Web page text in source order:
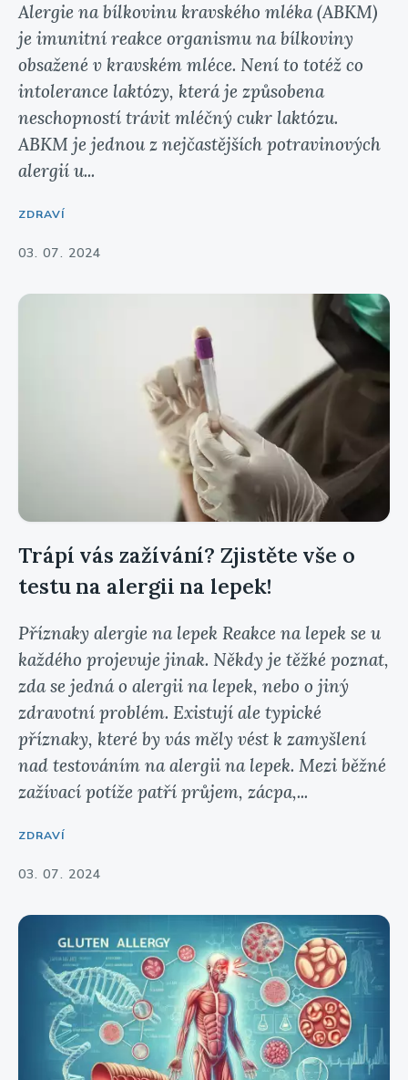
Alergie na bílkovinu kravského mléka (ABKM)
je imunitní reakce organismu na bílkoviny
obsažené v kravském mléce. Není to totéž co
intolerance laktózy, která je způsobena
neschopností trávit mléčný cukr laktózu.
ABKM je jednou z nejčastějších potravinových
alergií u...
ZDRAVÍ
03. 07. 2024
Trápí vás zažívání? Zjistěte vše o
testu na alergii na lepek!
Příznaky alergie na lepek Reakce na lepek se u
každého projevuje jinak. Někdy je těžké poznat,
zda se jedná o alergii na lepek, nebo o jiný
zdravotní problém. Existují ale typické
příznaky, které by vás měly vést k zamyšlení
nad testováním na alergii na lepek. Mezi běžné
zažívací potíže patří průjem, zácpa,...
ZDRAVÍ
03. 07. 2024